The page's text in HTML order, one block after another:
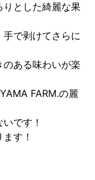
りとした綺麗な果
で剥けてさらに
のある味わいが楽
FARM.の麗
です！
す！